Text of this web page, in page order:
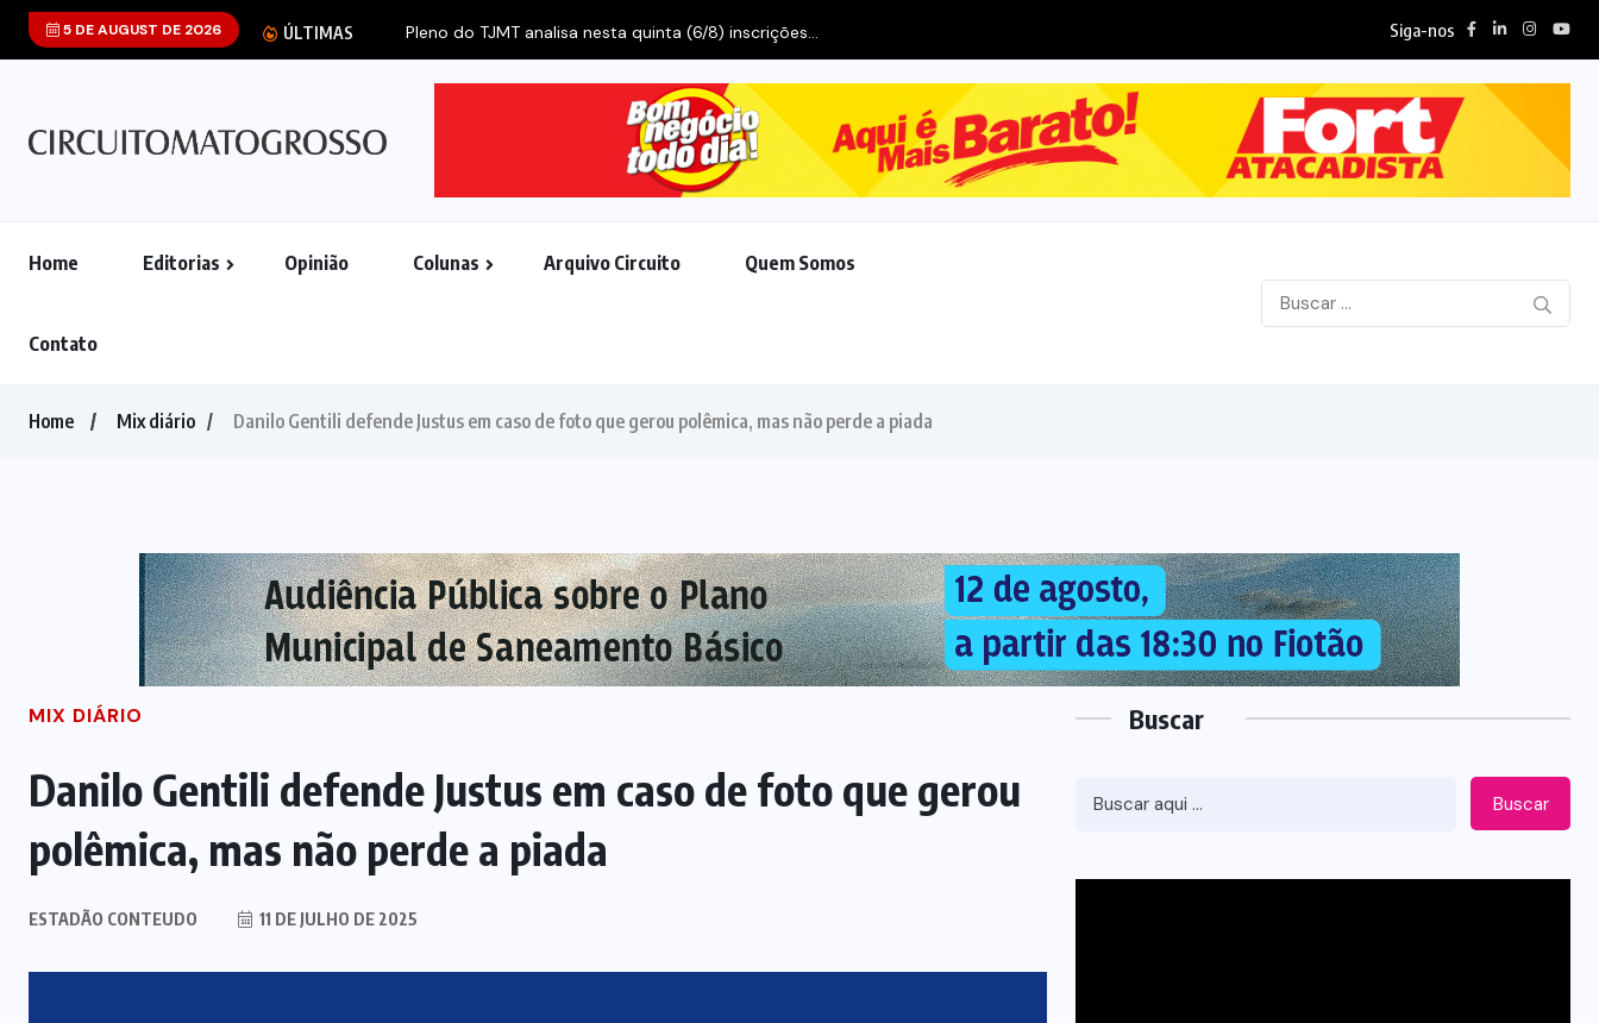
5 DE AUGUST DE 2026 ÚLTIMAS Pleno do TJMT analisa nesta quinta (6/8) inscrições... Siga-nos
Home Editorias Opinião Colunas Arquivo Circuito Quem Somos
Contato
Home Mix diário Danilo Gentili defende Justus em caso de foto que gerou polêmica, mas não perde a piada
MIX DIÁRIO
Danilo Gentili defende Justus em caso de foto que gerou
polêmica, mas não perde a piada
ESTADÃO CONTEUDO 11 DE JULHO DE 2025
Buscar
Buscar